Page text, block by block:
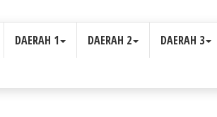
DAERAH 1 DAERAH 2 DAERAH 3